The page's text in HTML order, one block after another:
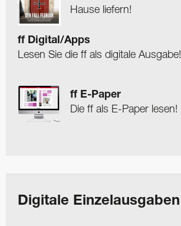
Hause liefern!
ff Digital/Apps
Lesen Sie die ff als digitale Ausgabe!
ff E-Paper
Die ff als E-Paper lesen!
Digitale Einzelausgaben